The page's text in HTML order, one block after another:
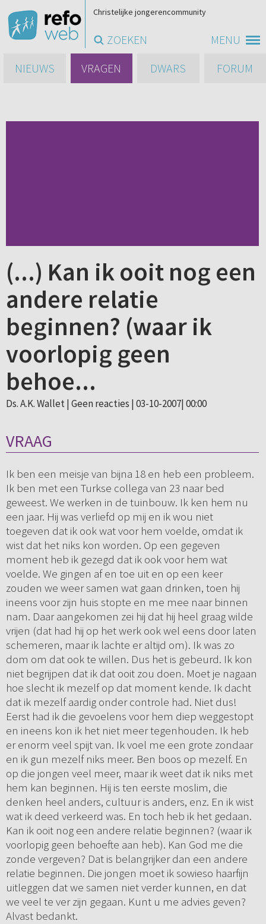
MENU
Christelijke jongerencommunity
ZOEKEN
NIEUWS
VRAGEN DWARS FORUM
(...) Kan ik ooit nog een
andere relatie
beginnen? (waar ik
voorlopig geen
behoe...
Ds. A.K. Wallet | Geen reacties | 03-10-2007| 00:00
VRAAG
Ik ben een meisje van bijna 18 en heb een probleem.
Ik ben met een Turkse collega van 23 naar bed
geweest. We werken in de tuinbouw. Ik ken hem nu
een jaar. Hij was verliefd op mij en ik wou niet
toegeven dat ik ook wat voor hem voelde, omdat ik
wist dat het niks kon worden. Op een gegeven
moment heb ik gezegd dat ik ook voor hem wat
voelde. We gingen af en toe uit en op een keer
zouden we weer samen wat gaan drinken, toen hij
ineens voor zijn huis stopte en me mee naar binnen
nam. Daar aangekomen zei hij dat hij heel graag wilde
vrijen (dat had hij op het werk ook wel eens door laten
schemeren, maar ik lachte er altijd om). Ik was zo
dom om dat ook te willen. Dus het is gebeurd. Ik kon
niet begrijpen dat ik dat ooit zou doen. Moet je nagaan
hoe slecht ik mezelf op dat moment kende. Ik dacht
dat ik mezelf aardig onder controle had. Niet dus!
Eerst had ik die gevoelens voor hem diep weggestopt
en ineens kon ik het niet meer tegenhouden. Ik heb
er enorm veel spijt van. Ik voel me een grote zondaar
en ik gun mezelf niks meer. Ben boos op mezelf. En
op die jongen veel meer, maar ik weet dat ik niks met
hem kan beginnen. Hij is ten eerste moslim, die
denken heel anders, cultuur is anders, enz. En ik wist
wat ik deed verkeerd was. En toch heb ik het gedaan.
Kan ik ooit nog een andere relatie beginnen? (waar ik
voorlopig geen behoefte aan heb). Kan God me die
zonde vergeven? Dat is belangrijker dan een andere
relatie beginnen. Die jongen moet ik sowieso haarfijn
uitleggen dat we samen niet verder kunnen, en dat
we veel te ver zijn gegaan. Kunt u me advies geven?
Alvast bedankt.